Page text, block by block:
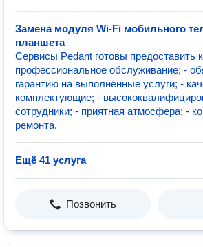
Замена модуля Wi-Fi мобильного
планшета
Сервисы Pedant готовы предоставить
профессиональное обслуживание; -
гарантию на выполненные услуги; -
комплектующие; -
сотрудники; - приятная атмосфера; -
ремонта.
Ещё 41 услуга
Позвонить